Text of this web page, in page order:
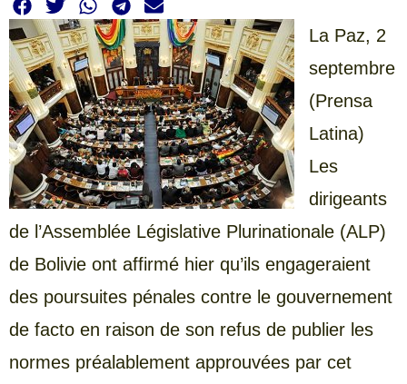
La Paz, 2
septembre
(Prensa
Latina)
Les
dirigeants
de l’Assemblée Législative Plurinationale (ALP)
de Bolivie ont affirmé hier qu’ils engageraient
des poursuites pénales contre le gouvernement
de facto en raison de son refus de publier les
normes préalablement approuvées par cet